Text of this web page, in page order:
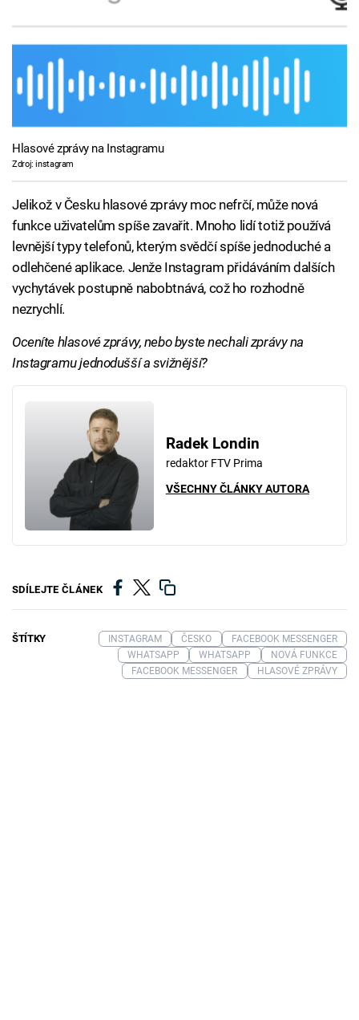
Hlasové zprávy na Instagramu
Zdroj: instagram
Jelikož v Česku hlasové zprávy moc nefrčí, může nová
funkce uživatelům spíše zavařit. Mnoho lidí totiž používá
levnější typy telefonů, kterým svědčí spíše jednoduché a
odlehčené aplikace. Jenže Instagram přidáváním dalších
vychytávek postupně nabobtnává, což ho rozhodně
nezrychlí.
Oceníte hlasové zprávy, nebo byste nechali zprávy na
Instagramu jednodušší a svižnější?
Radek Londin
redaktor FTV Prima
VŠECHNY ČLÁNKY AUTORA
SDÍLEJTE ČLÁNEK
ŠTÍTKY INSTAGRAM ČESKO
FACEBOOK MESSENGER
WHATSAPP
WHATSAPP
NOVÁ FUNKCE
FACEBOOK MESSENGER
HLASOVÉ ZPRÁVY